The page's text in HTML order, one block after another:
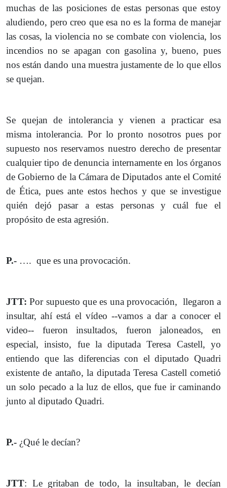
muchas de las posiciones de estas personas que estoy
aludiendo, pero creo que esa no es la forma de manejar
las cosas, la violencia no se combate con violencia, los
incendios no se apagan con gasolina y, bueno, pues
nos están dando una muestra justamente de lo que ellos
se quejan.
Se quejan de intolerancia y vienen a practicar esa
misma intolerancia. Por lo pronto nosotros pues por
supuesto nos reservamos nuestro derecho de presentar
cualquier tipo de denuncia internamente en los órganos
de Gobierno de la Cámara de Diputados ante el Comité
de Ética, pues ante estos hechos y que se investigue
quién dejó pasar a estas personas y cuál fue el
propósito de esta agresión.
P.- …. que es una provocación.
JTT: Por supuesto que es una provocación, llegaron a
insultar, ahí está el vídeo --vamos a dar a conocer el
video-- fueron insultados, fueron jaloneados, en
especial, insisto, fue la diputada Teresa Castell, yo
entiendo que las diferencias con el diputado Quadri
existente de antaño, la diputada Teresa Castell cometió
un solo pecado a la luz de ellos, que fue ir caminando
junto al diputado Quadri.
P.- ¿Qué le decían?
JTT: Le gritaban de todo, la insultaban, le decían